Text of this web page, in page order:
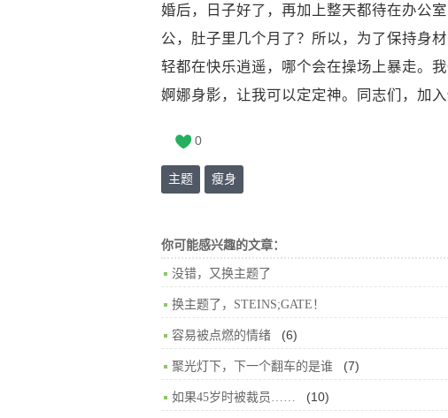
婚后，日子好了，再加上整天都待在办公
公，肚子里几个月了？所以，为了保持身
轻都在快乐逍遥，哪个会在操场上暴走。
婀娜身影，让我可以定定神。同志们，加
0
主题 瘦身
你可能感兴趣的文章：
没错，又换主题了
换主题了，STEINS;GATE！
容易被点燃的情绪 (6)
聚光灯下，下一个翻车的是谁 (7)
如果45岁时被裁员…… (10)